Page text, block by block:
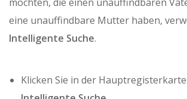
eine unauffindbare Mutter haben,
Intelligente Suche.
Klicken Sie in der Hauptregisterkarte